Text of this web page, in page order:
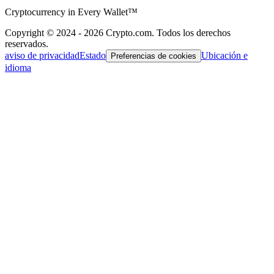
Cryptocurrency in Every Wallet™
Copyright © 2024 - 2026 Crypto.com. Todos los derechos
reservados.
aviso de privacidadEstado Preferencias de cookies Ubicación e
idioma